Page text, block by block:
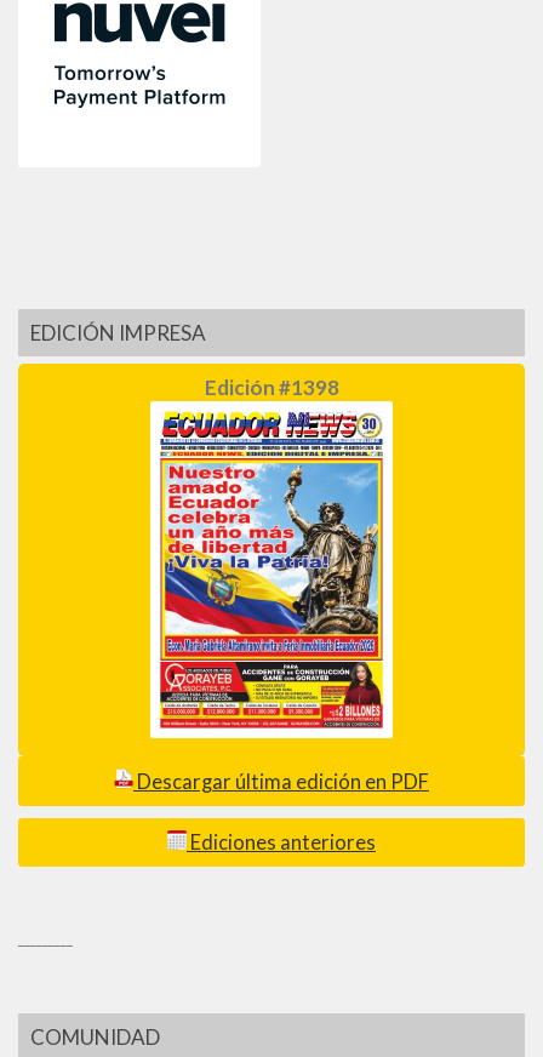
EDICIÓN IMPRESA
Edición #1398
Descargar última edición en PDF
Ediciones anteriores
COMUNIDAD